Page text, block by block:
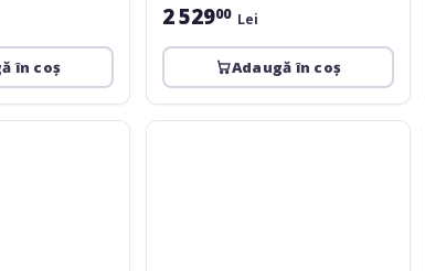
în coș
2 52900 Lei
Adaugă în coș
Gator